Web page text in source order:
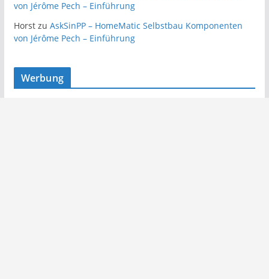
von Jérôme Pech – Einführung
Horstzu AskSinPP – HomeMatic Selbstbau Komponenten
von Jérôme Pech – Einführung
Werbung